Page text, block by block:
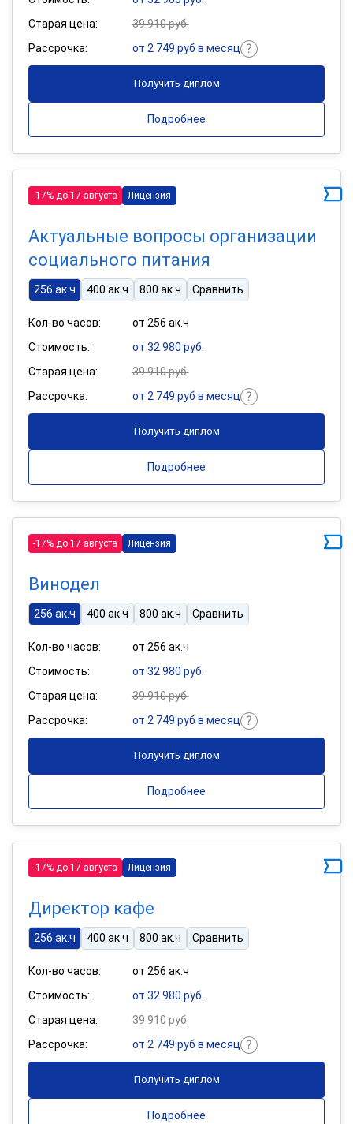
Старая цена:
39 910 руб.
Рассрочка:
от 2 749 руб в месяц
Получить диплом
Подробнее
-17% до 17 августа Лицензия
Актуальные вопросы организации
социального питания
256 ак.ч 400 ак.ч 800 ак.ч Сравнить
Кол-во часов:
от 256 ак.ч
Стоимость:
от 32 980 руб.
Старая цена:
39 910 руб.
Рассрочка:
от 2 749 руб в месяц
Получить диплом
Подробнее
-17% до 17 августа Лицензия
Винодел
256 ак.ч 400 ак.ч 800 ак.ч Сравнить
Кол-во часов:
от 256 ак.ч
Стоимость:
от 32 980 руб.
Старая цена:
39 910 руб.
Рассрочка:
от 2 749 руб в месяц
Получить диплом
Подробнее
-17% до 17 августа Лицензия
Директор кафе
256 ак.ч 400 ак.ч 800 ак.ч Сравнить
Кол-во часов:
от 256 ак.ч
Стоимость:
от 32 980 руб.
Старая цена:
39 910 руб.
Рассрочка:
от 2 749 руб в месяц
Получить диплом
Подробнее